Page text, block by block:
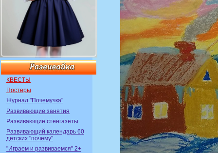
КВЕСТЫ
Постеры
Журнал "Почемучка"
Развивающие занятия
Развивающие стенгазеты
Развивающий календарь 60
детских "почему"
"Играем и развиваемся" 2+